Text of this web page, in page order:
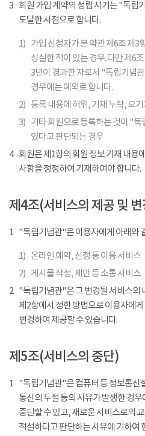
3 회원 가입 계약의 성립 시기는 "독립
도달한 시점으로 합니다.
1) 가입 신청자가 본 약관 제6조 제3
상실한 적이 있는 경우. 다만 제6
3년이 경과한 자로서 "독립기념
경우에는 예외로 합니다.
2) 등록 내용에 허위, 기재 누락, 오
3) 기타 회원으로 등록하는 것이 "독
있다고 판단되는 경우
4
회원은 제1항의 회원 정보 기재 내용
사항을 정정하여 기재하여야 합니다.
제4조(서비스의 제공 및
1 "독립기념관"은 이용자에게 아래와
1) 온라인 예약, 신청 등 이용 서비스
2) 게시물 작성, 제안 등 소통 서비스
2 "독립기념관"은 그 변경될 서비스의
제2항에서 정한 방법으로 이용자에
변경하여 제공할 수 있습니다.
제5조(서비스의 중단)
1 "독립기념관"은 컴퓨터 등 정보통신
통신의 두절 등의 사유가 발생한 경
중단할 수 있고, 새로운 서비스로의
적절하다고 판단하는 사유에 기하여